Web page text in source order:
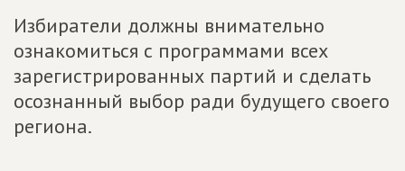
Избиратели должны внимательно
ознакомиться с программами всех
зарегистрированных партий и сделать
осознанный выбор ради будущего своего
региона.